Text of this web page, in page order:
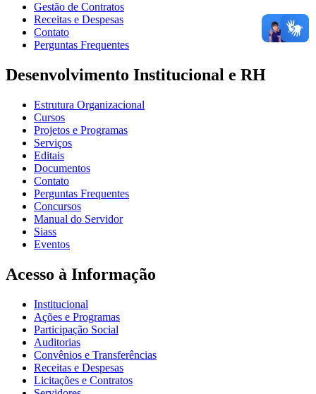
Gestão de Contratos
Receitas e Despesas
Contato
Perguntas Frequentes
Desenvolvimento Institucional e RH
Estrutura Organizacional
Cursos
Projetos e Programas
Serviços
Editais
Documentos
Contato
Perguntas Frequentes
Concursos
Manual do Servidor
Siass
Eventos
Acesso à Informação
Institucional
Ações e Programas
Participação Social
Auditorias
Convênios e Transferências
Receitas e Despesas
Licitações e Contratos